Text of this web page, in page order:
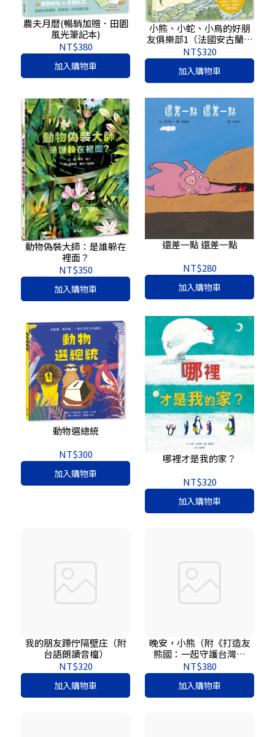
農夫月曆(暢銷加贈．田園
風光筆記本)
NT$380
加入購物車
小熊、小蛇、小鳥的好朋
友俱樂部1（法國安古蘭最
佳兒童漫畫）
NT$320
加入購物車
動物偽裝大師：是誰躲在
裡面？
NT$350
加入購物車
還差一點 還差一點
NT$280
加入購物車
動物選總統
NT$300
加入購物車
哪裡才是我的家？
NT$320
加入購物車
我的朋友蹛佇隔壁庄（附
台語朗讀音檔）
NT$320
加入購物車
晚安，小熊（附《打造友
熊國：一起守護台灣黑
熊》親師手冊）
NT$380
加入購物車